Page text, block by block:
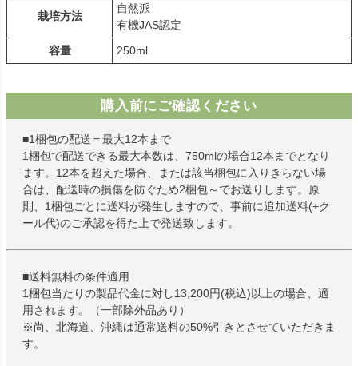
栽培方法
自然派
有機JAS認定
容量
250ml
購入前にご確認ください
■1梱包の配送＝最大12本まで
1梱包で配送できる最大本数は、750mlの場合12本までとなり
ます。12本を超えた場合、または該当梱包に入りきらない場
合は、配送時の損傷を防ぐため2梱包～でお送りします。原
則、1梱包ごとに送料が発生しますので、事前に追加送料(+ク
ール代)のご承認を得た上で発送致します。
■送料無料の条件適用
1梱包当たりの製品代金に対し13,200円(税込)以上の場合、適
用されます。（一部除外品あり）
※尚、北海道、沖縄は通常送料の50%引きとさせていただきま
す。